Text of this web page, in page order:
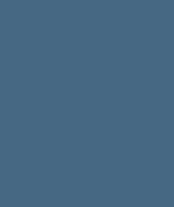
pakeitimą
Įstatymo priedo
pakeitimo